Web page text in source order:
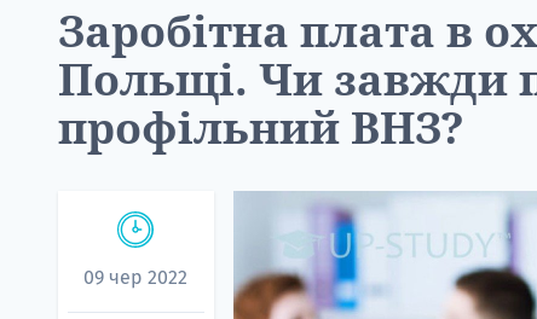
Заробітна плата в
Польщі. Чи завжди
профільний ВНЗ?
09 чер 2022